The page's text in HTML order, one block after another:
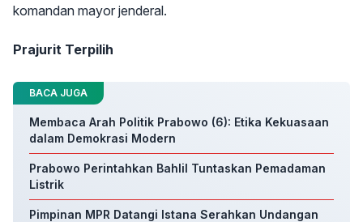
komandan mayor jenderal.
Prajurit Terpilih
BACA JUGA
Membaca Arah Politik Prabowo (6): Etika Kekuasaan
dalam Demokrasi Modern
Prabowo Perintahkan Bahlil Tuntaskan Pemadaman
Listrik
Pimpinan MPR Datangi Istana Serahkan Undangan